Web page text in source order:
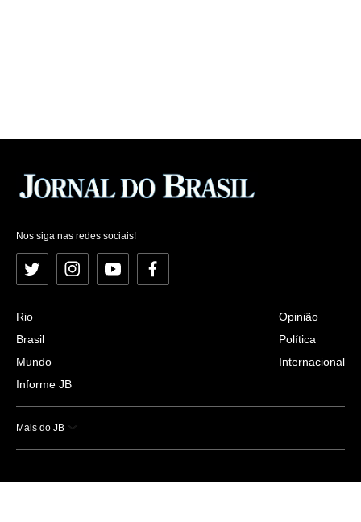
Nos siga nas redes sociais!
Twitter InstagramYouTubeFacebook
Rio
Brasil
Mundo
Informe JB
Opinião
Política
Internacional
Mais do JB
Esportes